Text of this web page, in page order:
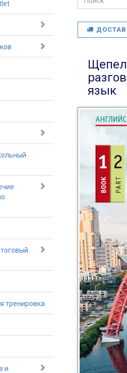
тренировка
и
язык